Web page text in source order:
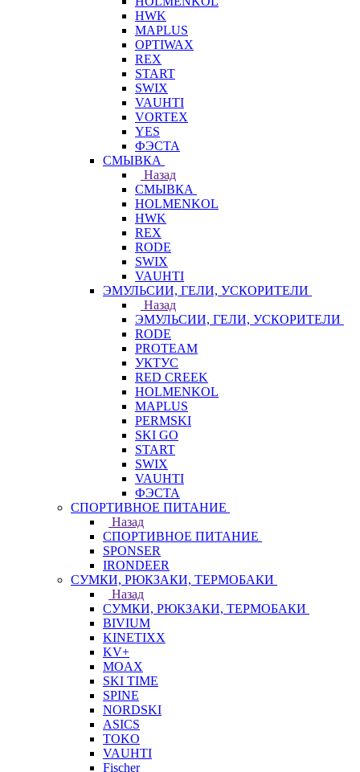
HWK
MAPLUS
OPTIWAX
REX
START
SWIX
VAUHTI
VORTEX
YES
ФЭСТА
СМЫВКА
Назад
СМЫВКА
HOLMENKOL
HWK
REX
RODE
SWIX
VAUHTI
ЭМУЛЬСИИ, ГЕЛИ, УСКОРИТЕЛИ
Назад
ЭМУЛЬСИИ, ГЕЛИ, УСКОРИТЕЛИ
RODE
PROTEAM
УКТУС
RED CREEK
HOLMENKOL
MAPLUS
PERMSKI
SKI GO
START
SWIX
VAUHTI
ФЭСТА
СПОРТИВНОЕ ПИТАНИЕ
Назад
СПОРТИВНОЕ ПИТАНИЕ
SPONSER
IRONDEER
СУМКИ, РЮКЗАКИ, ТЕРМОБАКИ
Назад
СУМКИ, РЮКЗАКИ, ТЕРМОБАКИ
BIVIUM
KINETIXX
KV+
MOAX
SKI TIME
SPINE
NORDSKI
ASICS
TOKO
VAUHTI
Fischer